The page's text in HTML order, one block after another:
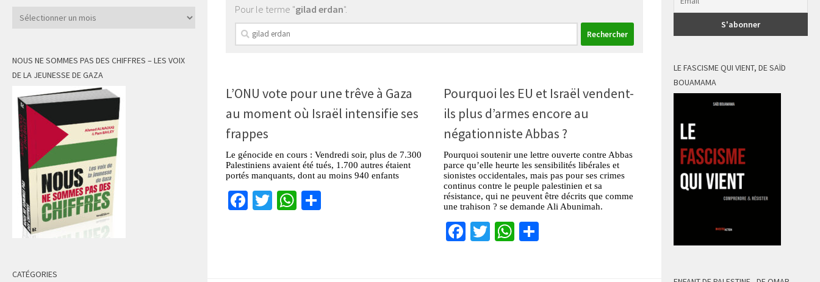
Pour le terme "gilad erdan".
Rechercher :
L’ONU vote pour une trêve à Gaza
au moment où Israël intensifie ses
frappes
Le génocide en cours : Vendredi soir, plus de 7.300
Palestiniens avaient été tués, 1.700 autres étaient
portés manquants, dont au moins 940 enfants
Facebook
TwitterWhatsApp
Pourquoi les EU et Israël vendent-
ils plus d’armes encore au
négationniste Abbas ?
Pourquoi soutenir une lettre ouverte contre Abbas
parce qu’elle heurte les sensibilités libérales et
sionistes occidentales, mais pas pour ses crimes
continus contre le peuple palestinien et sa
résistance, qui ne peuvent être décrits que comme
une trahison ? se demande Ali Abunimah.
Facebook
TwitterWhatsApp
Archives
NOUS NE SOMMES PAS DES CHIFFRES – LES VOIX
DE LA JEUNESSE DE GAZA
CATÉGORIES
LE FASCISME QUI VIENT, DE SAÏD
BOUAMAMA